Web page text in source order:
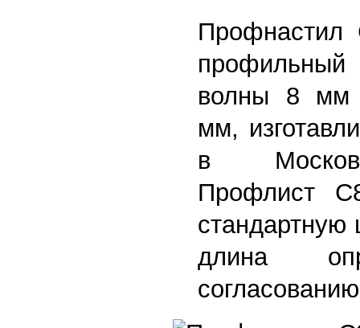
волны 8 мм
мм,
в
Профлист
длина